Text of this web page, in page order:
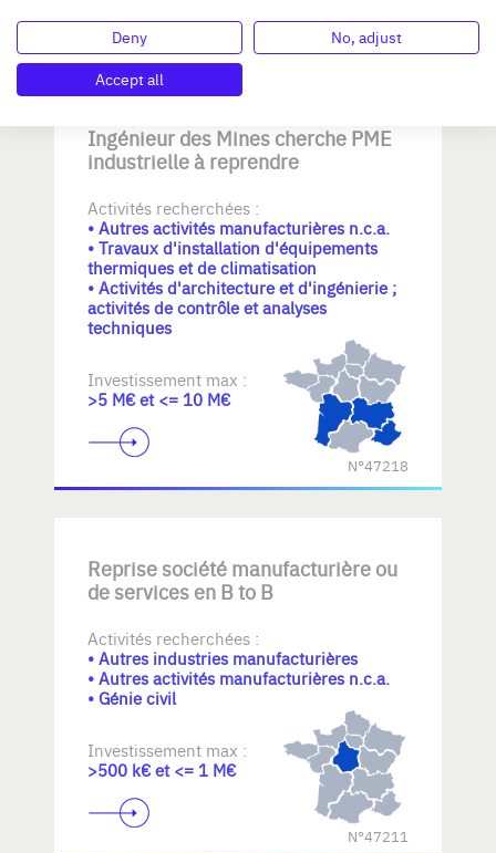
N°47221
Ingénieur des Mines cherche PME
industrielle à reprendre
Activités recherchées :
• Autres activités manufacturières n.c.a.
• Travaux d'installation d'équipements
thermiques et de climatisation
• Activités d'architecture et d'ingénierie ;
activités de contrôle et analyses
techniques
Investissement max :
>5 M€ et <= 10 M€
N°47218
Reprise société manufacturière ou
de services en B to B
Activités recherchées :
• Autres industries manufacturières
• Autres activités manufacturières n.c.a.
• Génie civil
Investissement max :
>500 k€ et <= 1 M€
N°47211
Deny
No, adjust
Accept all